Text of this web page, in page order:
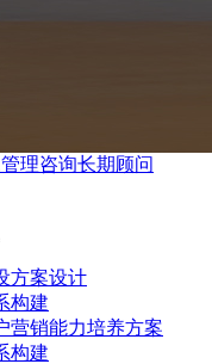
管理咨询长期顾问
方案设计
构建
营销能力培养方案
构建